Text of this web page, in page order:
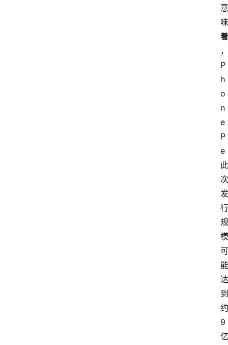
意
味
着
，
P
h
o
n
e
P
e
此
次
发
行
规
模
可
能
达
到
约
9
亿